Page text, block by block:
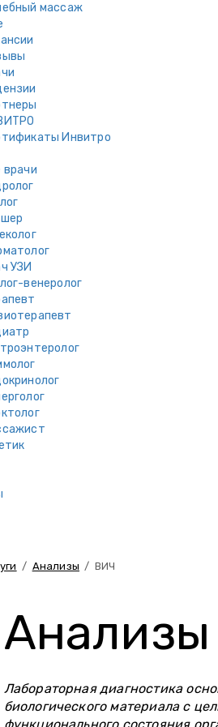
массаж
Инвитро
врачи
УЗИ
венеролог
/ Анализы /ВИЧ
Анализы
Лабораторная диагностика
биологического материала с